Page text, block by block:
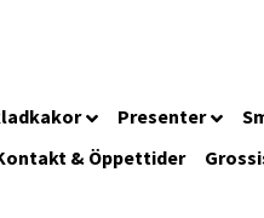
Presenter
& Öppettider